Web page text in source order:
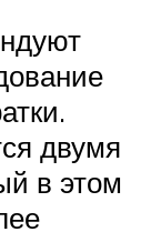
двумя
в этом